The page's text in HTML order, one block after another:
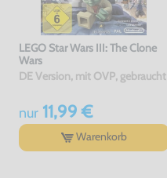
LEGO Star Wars III: The Clone
Wars
DE Version, mit OVP, gebraucht
nur11,99 €
Warenkorb